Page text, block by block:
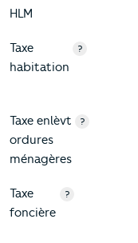
HLM
Taxe
habitation
?
Taxe enlèvt
ordures
ménagères
?
Taxe
foncière
?